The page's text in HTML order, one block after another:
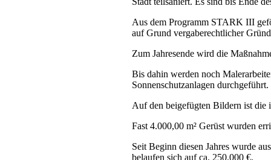
Aus dem Programm STARK III
auf Grund vergaberechtlicher
Zum Jahresende wird die
Bis dahin werden noch
Sonnenschutzanlagen durchgeführt.
Auf den beigefügten Bildern ist die
Fast 4.000,00 m² Gerüst wurden
Seit Beginn diesen Jahres wurde
belaufen sich auf ca. 250.000 €.